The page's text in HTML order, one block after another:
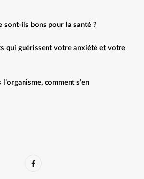
sont-ils bons pour la santé ?
qui guérissent votre anxiété et votre
comment s’en
F